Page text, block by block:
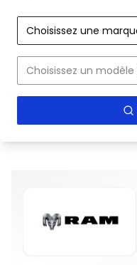
Choisissez une
Choisissez un modèle